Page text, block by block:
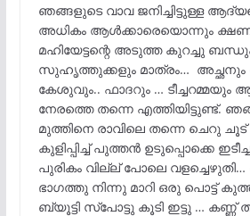
ഞങ്ങളുടെ വാവ ജനിച്ചിട്ടുള്ള
അധികം ആൾക്കാരെയൊന്നും
മഹിയേട്ടന്റെ അടുത്ത കുറച്ചു
സുഹൃത്തുക്കളും മാത്രം… അച്ഛനും
കേശുവും.. ഫാദറും … ടീച്ചറമ്മയും
നേരത്തെ തന്നെ എത്തിയിട്ടുണ്ട്.
മുത്തിനെ രാവിലെ തന്നെ ചെറു
കുളിപ്പിച്ച് പുത്തൻ ഉടുപ്പൊക്കെ
പുരികം വില്ല് പോലെ വളച്ചെഴുതി…
ഭാഗത്തു നിന്നു മാറി ഒരു പൊട്ട്
ബ്യൂട്ടി സ്പോട്ടു കൂടി ഇട്ടു … കണ്ണ്